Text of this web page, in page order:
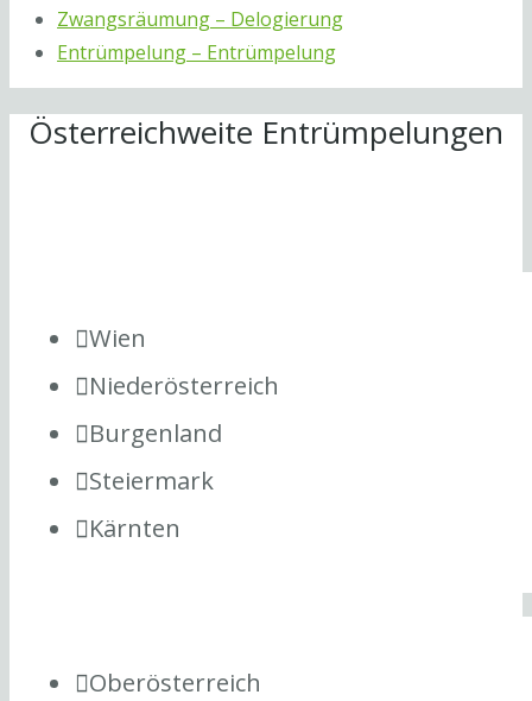
Zwangsräumung – Delogierung
Entrümpelung – Entrümpelung
Österreichweite Entrümpelungen
Wien
Niederösterreich
Burgenland
Steiermark
Kärnten
Oberösterreich